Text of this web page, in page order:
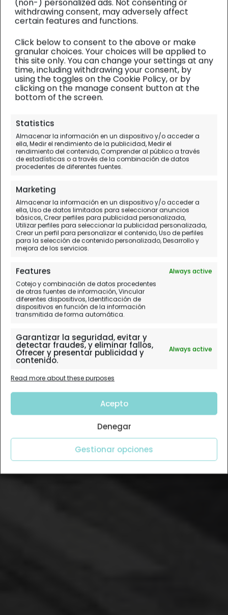
(non-) personalized ads. Not consenting or
withdrawing consent, may adversely affect
certain features and functions.
Click below to consent to the above or make
granular choices. Your choices will be applied to
this site only. You can change your settings at any
time, including withdrawing your consent, by
using the toggles on the Cookie Policy, or by
clicking on the manage consent button at the
bottom of the screen.
Statistics
Almacenar la información en un dispositivo y/o acceder a
ella, Medir el rendimiento de la publicidad, Medir el
rendimiento del contenido, Comprender al público a través
de estadísticas o a través de la combinación de datos
procedentes de diferentes fuentes.
Marketing
Almacenar la información en un dispositivo y/o acceder a
ella, Uso de datos limitados para seleccionar anuncios
básicos, Crear perfiles para publicidad personalizada,
Utilizar perfiles para seleccionar la publicidad personalizada,
Crear un perfil para personalizar el contenido, Uso de perfiles
para la selección de contenido personalizado, Desarrollo y
mejora de los servicios.
Features
Always active
Cotejo y combinación de datos procedentes
de otras fuentes de información, Vincular
diferentes dispositivos, Identificación de
dispositivos en función de la información
transmitida de forma automática.
Garantizar la seguridad, evitar y
detectar fraudes, y eliminar fallos,
Ofrecer y presentar publicidad y
contenido.
Always active
Read more about these purposes
Acepto
Denegar
Gestionar opciones
París, escala a
Mauricio